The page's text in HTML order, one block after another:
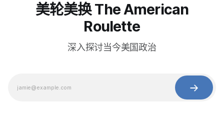
美轮美换 The American
Roulette
深入探讨当今美国政治